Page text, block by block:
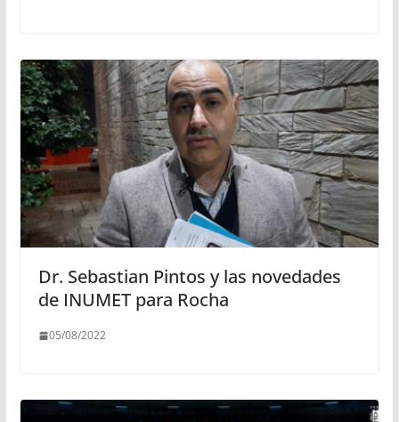
Dr. Sebastian Pintos y las novedades
de INUMET para Rocha
05/08/2022